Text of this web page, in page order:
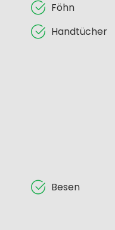
Föhn
Handtücher
Besen